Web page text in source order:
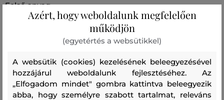
felső anyag
VISZKÓZ
Ajánlott termékek
Azért, hogy weboldalunk megfelelően
működjön
(egyetértés a websütikkel)
A websütik (cookies) kezelésének beleegyezésével
hozzájárul weboldalunk fejlesztéséhez. Az
„Elfogadom mindet" gombra kattintva beleegyezik
abba, hogy személyre szabott tartalmat, releváns